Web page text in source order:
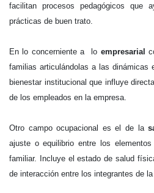
facilitan procesos pedagógicos que
prácticas de buen trato.
En lo concerniente a lo empresarial
familias articulándolas a las dinámicas
bienestar institucional que influye
de los empleados en la empresa.
Otro campo ocupacional es el de la
ajuste o equilibrio entre los
familiar. Incluye el estado de salud
de interacción entre los integrantes de la